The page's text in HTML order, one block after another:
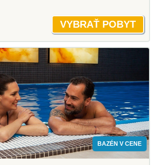
BAZÉN V CENE